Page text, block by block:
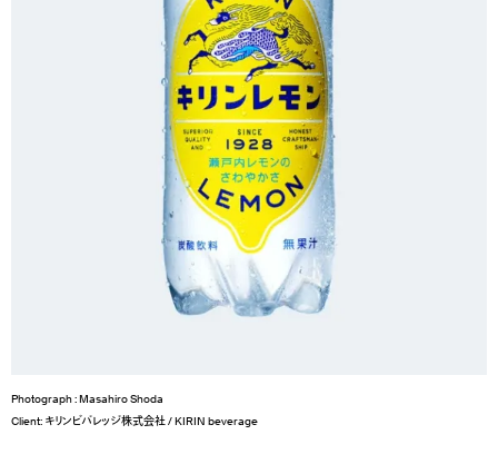
Photograph : Masahiro Shoda
Client: キリンビバレッジ株式会社 / KIRIN beverage